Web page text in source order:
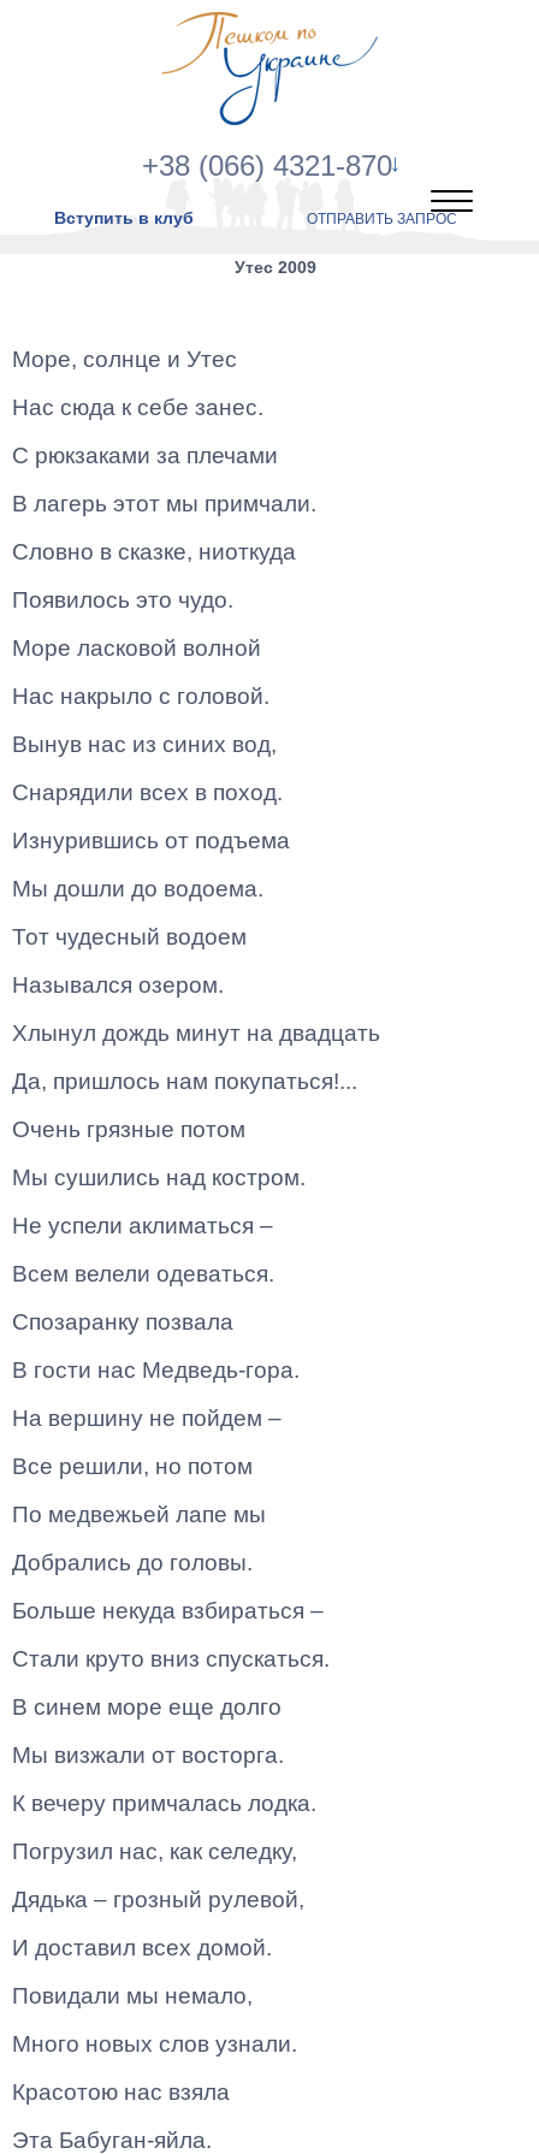
+38 (066) 4321-870
Вступить в клуб ОТПРАВИТЬ ЗАПРОС
Утес 2009
Море, солнце и Утес
Нас сюда к себе занес.
С рюкзаками за плечами
В лагерь этот мы примчали.
Словно в сказке, ниоткуда
Появилось это чудо.
Море ласковой волной
Нас накрыло с головой.
Вынув нас из синих вод,
Снарядили всех в поход.
Изнурившись от подъема
Мы дошли до водоема.
Тот чудесный водоем
Назывался озером.
Хлынул дождь минут на двадцать
Да, пришлось нам покупаться!...
Очень грязные потом
Мы сушились над костром.
Не успели аклиматься –
Всем велели одеваться.
Спозаранку позвала
В гости нас Медведь-гора.
На вершину не пойдем –
Все решили, но потом
По медвежьей лапе мы
Добрались до головы.
Больше некуда взбираться –
Стали круто вниз спускаться.
В синем море еще долго
Мы визжали от восторга.
К вечеру примчалась лодка.
Погрузил нас, как селедку,
Дядька – грозный рулевой,
И доставил всех домой.
Повидали мы немало,
Много новых слов узнали.
Красотою нас взяла
Эта Бабуган-яйла.